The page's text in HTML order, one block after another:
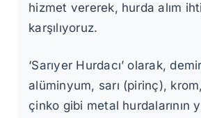
hizmet vererek, hurda alım
karşılıyoruz.
‘Sarıyer Hurdacı’ olarak,
alüminyum, sarı (pirinç),
çinko gibi metal hurdalarının